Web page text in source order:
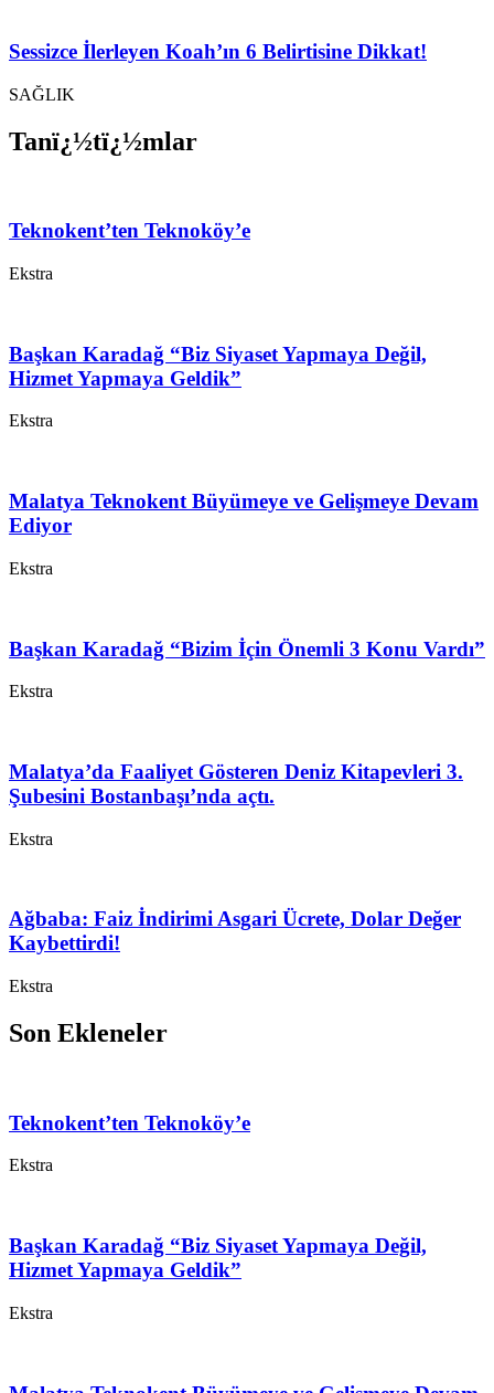
Sessizce İlerleyen Koah’ın 6 Belirtisine Dikkat!
SAĞLIK
Tanï¿½tï¿½mlar
Teknokent’ten Teknoköy’e
Ekstra
Başkan Karadağ “Biz Siyaset Yapmaya Değil,
Hizmet Yapmaya Geldik”
Ekstra
Malatya Teknokent Büyümeye ve Gelişmeye Devam
Ediyor
Ekstra
Başkan Karadağ “Bizim İçin Önemli 3 Konu Vardı”
Ekstra
Malatya’da Faaliyet Gösteren Deniz Kitapevleri 3.
Şubesini Bostanbaşı’nda açtı.
Ekstra
Ağbaba: Faiz İndirimi Asgari Ücrete, Dolar Değer
Kaybettirdi!
Ekstra
Son Ekleneler
Teknokent’ten Teknoköy’e
Ekstra
Başkan Karadağ “Biz Siyaset Yapmaya Değil,
Hizmet Yapmaya Geldik”
Ekstra